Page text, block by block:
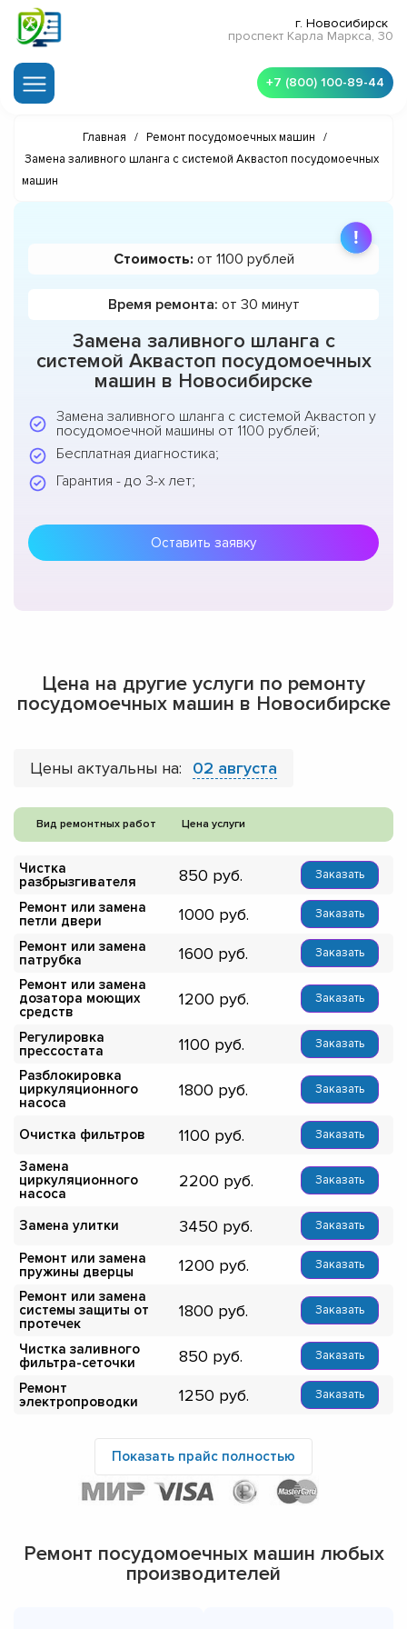
г. Новосибирск
проспект Карла Маркса, 30
+7 (800) 100-89-44
Главная / Ремонт посудомоечных машин
/
Замена заливного шланга с системой Аквастоп посудомоечных
машин
Замена заливного шланга с
системой Аквастоп посудомоечных
машин в Новосибирске
Замена заливного шланга с системой Аквастоп у
посудомоечной машины от 1100 рублей;
Бесплатная диагностика;
Гарантия - до 3-х лет;
Оставить заявку
Стоимость: от 1100 рублей
Время ремонта: от 30 минут
Цена на другие услуги по ремонту
посудомоечных машин в Новосибирске
Цены актуальны на: 02 августа
Вид ремонтных работ Цена услуги
Чистка
разбрызгивателя
850 Заказать
Ремонт или замена
петли двери
1000 Заказать
Ремонт или замена
патрубка
1600 Заказать
Ремонт или замена
дозатора моющих
средств
1200 Заказать
Регулировка
прессостата
1100 Заказать
Разблокировка
циркуляционного
насоса
1800 Заказать
Очистка фильтров 1100 Заказать
Замена
циркуляционного
насоса
2200 Заказать
Замена улитки 3450 Заказать
Ремонт или замена
пружины дверцы
1200 Заказать
Ремонт или замена
системы защиты от
протечек
1800 Заказать
Чистка заливного
фильтра-сеточки
850 Заказать
Ремонт
электропроводки
1250 Заказать
Показать прайс полностью
Ремонт посудомоечных машин любых
производителей